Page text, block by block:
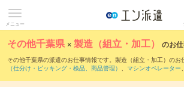
メニュー
その他千葉県 ×製造（組立・加工） のお
その他千葉県の派遣のお仕事情報です。製造（組立・加工）のお
（仕分け・ピッキング・検品、商品管理） 、 マシンオペレーター、